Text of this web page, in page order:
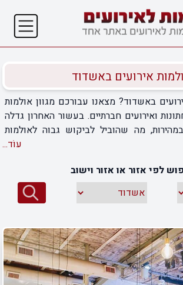
אירועים באשדוד
באשדוד? מצאנו עבורכם מגוון אולמות
ואירועים חברתיים. בעשור האחרון גדלה
מה שהוביל לביקוש גבוה לאולמות
הנוכחי, בעלי האולמות יעשו הכל כדי
להיות מוכנים, כדאי ללמוד את השטח באמצעות
המציע מנגנון חיפוש מתקדם לפי
עוֹד...
לפי אזור או אזור וישוב